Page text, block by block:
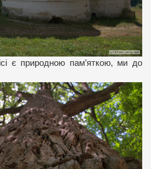
є природною пам’яткою, ми до